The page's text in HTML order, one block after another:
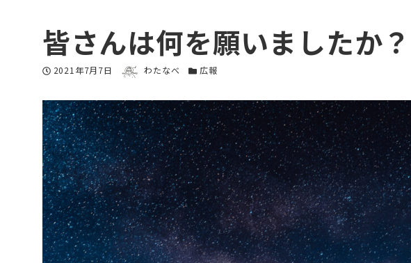
皆さんは何を願いましたか？
投稿日
2021年7月7日 著者 わたなべ カテゴリー
広報